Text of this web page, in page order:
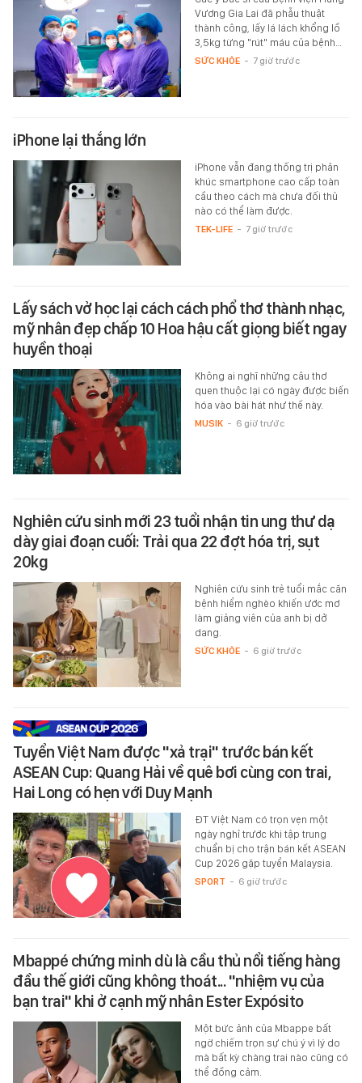
Vương Gia Lai đã phẫu thuật
thành công, lấy lá lách khổng lồ
3,5kg từng "rút" máu của bệnh…
SỨC KHỎE - 7 giờ trước
iPhone lại thắng lớn
iPhone vẫn đang thống trị phân
khúc smartphone cao cấp toàn
cầu theo cách mà chưa đối thủ
nào có thể làm được.
TEK-LIFE - 7 giờ trước
Lấy sách vở học lại cách cách phổ thơ thành nhạc,
mỹ nhân đẹp chấp 10 Hoa hậu cất giọng biết ngay
huyền thoại
Không ai nghĩ những câu thơ
quen thuộc lại có ngày được biến
hóa vào bài hát như thế này.
MUSIK - 6 giờ trước
Nghiên cứu sinh mới 23 tuổi nhận tin ung thư dạ
dày giai đoạn cuối: Trải qua 22 đợt hóa trị, sụt
20kg
Nghiên cứu sinh trẻ tuổi mắc căn
bệnh hiểm nghèo khiến ước mơ
làm giảng viên của anh bị dở
dang.
SỨC KHỎE - 6 giờ trước
Tuyển Việt Nam được "xả trại" trước bán kết
ASEAN Cup: Quang Hải về quê bơi cùng con trai,
Hai Long có hẹn với Duy Mạnh
ĐT Việt Nam có trọn vẹn một
ngày nghỉ trước khi tập trung
chuẩn bị cho trận bán kết ASEAN
Cup 2026 gặp tuyển Malaysia.
SPORT - 6 giờ trước
Mbappé chứng minh dù là cầu thủ nổi tiếng hàng
đầu thế giới cũng không thoát... "nhiệm vụ của
bạn trai" khi ở cạnh mỹ nhân Ester Expósito
Một bức ảnh của Mbappe bất
ngờ chiếm trọn sự chú ý vì lý do
mà bất kỳ chàng trai nào cũng có
thể đồng cảm.